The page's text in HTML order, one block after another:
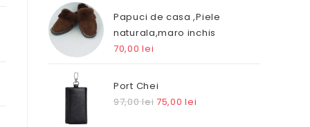
fost:
100,00 lei.
80,00 lei.
Papuci de casa ,Piele
naturala,maro inchis
70,00lei
Port Chei
97,00lei Prețul
75,00lei